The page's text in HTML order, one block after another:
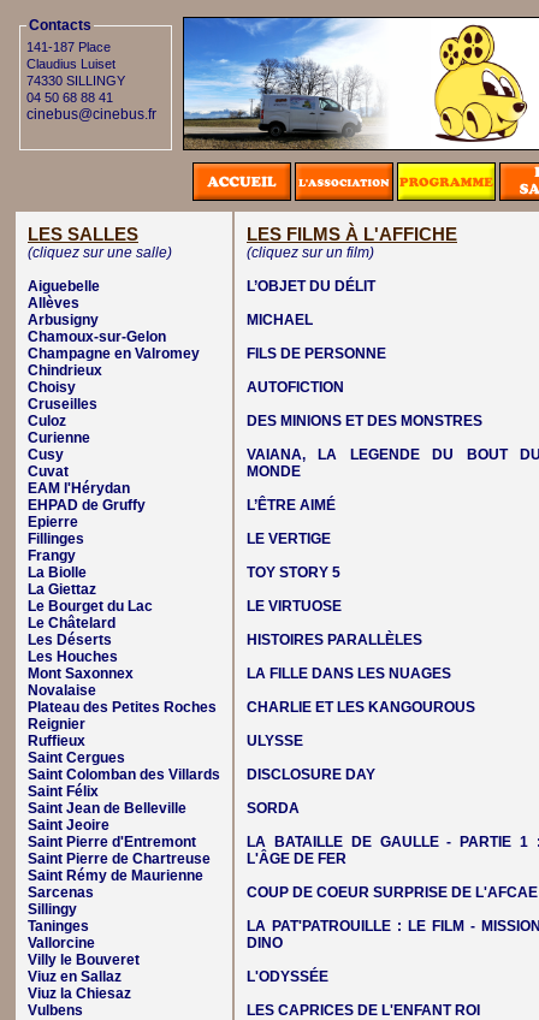
Contacts
141-187 Place
Claudius Luiset
74330 SILLINGY
04 50 68 88 41
cinebus@cinebus.fr
LES SALLES
(cliquez sur une salle)
Aiguebelle
Allèves
Arbusigny
Chamoux-sur-Gelon
Champagne en Valromey
Chindrieux
Choisy
Cruseilles
Culoz
Curienne
Cusy
Cuvat
EAM l'Hérydan
EHPAD de Gruffy
Epierre
Fillinges
Frangy
La Biolle
La Giettaz
Le Bourget du Lac
Le Châtelard
Les Déserts
Les Houches
Mont Saxonnex
Novalaise
Plateau des Petites Roches
Reignier
Ruffieux
Saint Cergues
Saint Colomban des Villards
Saint Félix
Saint Jean de Belleville
Saint Jeoire
Saint Pierre d'Entremont
Saint Pierre de Chartreuse
Saint Rémy de Maurienne
Sarcenas
Sillingy
Taninges
Vallorcine
Villy le Bouveret
Viuz en Sallaz
Viuz la Chiesaz
Vulbens
LES FILMS À L'AFFICHE
(cliquez sur un film)
L’OBJET DU DÉLIT
MICHAEL
FILS DE PERSONNE
AUTOFICTION
DES MINIONS ET DES MONSTRES
VAIANA, LA LEGENDE DU BOUT
MONDE
L’ÊTRE AIMÉ
LE VERTIGE
TOY STORY 5
LE VIRTUOSE
HISTOIRES PARALLÈLES
LA FILLE DANS LES NUAGES
CHARLIE ET LES KANGOUROUS
ULYSSE
DISCLOSURE DAY
SORDA
LA BATAILLE DE GAULLE - PARTIE 1
L'ÂGE DE FER
COUP DE COEUR SURPRISE DE L'AFCAE
LA PAT'PATROUILLE : LE FILM -
DINO
L'ODYSSÉE
LES CAPRICES DE L'ENFANT ROI